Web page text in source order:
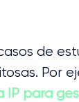
de
Por
IP para